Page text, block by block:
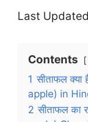
Last
Contents
1 सीताफल
apple) in
2 सीताफल का